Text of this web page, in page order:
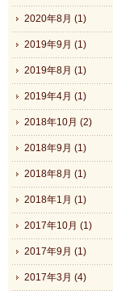
2020年8月 (1)
2019年9月 (1)
2019年8月 (1)
2019年4月 (1)
2018年10月 (2)
2018年9月 (1)
2018年8月 (1)
2018年1月 (1)
2017年10月 (1)
2017年9月 (1)
2017年3月 (4)